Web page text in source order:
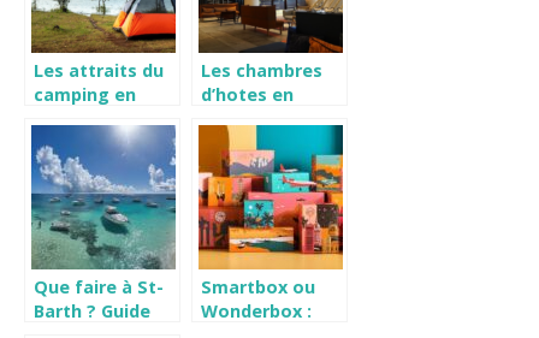
Les attraits du
camping en
Les chambres
d’hotes en
un sejour
inoubliable
Que faire à St-
Barth ? Guide
Smartbox ou
Wonderbox :